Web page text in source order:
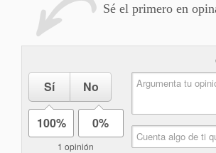
Sé el primero en
Sí No
100% 0%
1 opinión